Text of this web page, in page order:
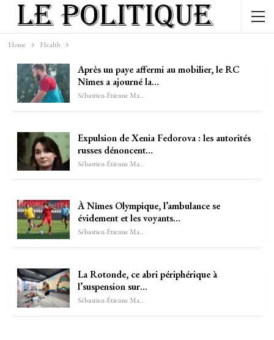
Home Health
Après un paye affermi au mobilier, le RC
Nîmes a ajourné la…
Sébastien-Étienne Marechal
Expulsion de Xenia Fedorova : les autorités
russes dénoncent…
Sébastien-Étienne Marechal
À Nîmes Olympique, l’ambulance se
évidement et les voyants…
Sébastien-Étienne Marechal
La Rotonde, ce abri périphérique à
l’suspension sur…
Sébastien-Étienne Marechal